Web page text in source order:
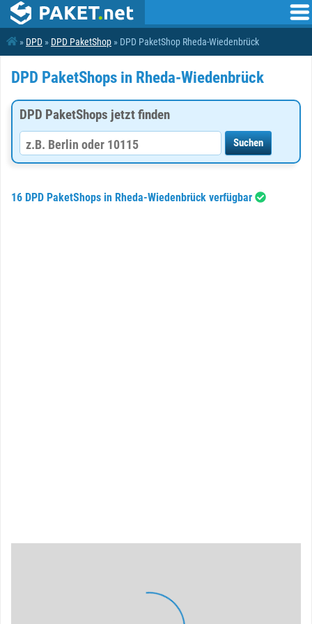
» DPD » DPD PaketShop » DPD PaketShop Rheda-Wiedenbrück
DPD PaketShops in Rheda-Wiedenbrück
DPD PaketShops jetzt finden
16 DPD PaketShops in Rheda-Wiedenbrück verfügbar